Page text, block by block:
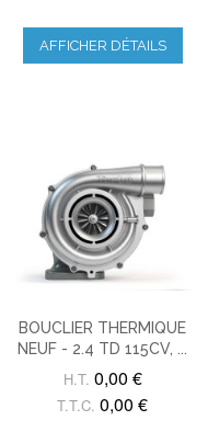
AFFICHER DÉTAILS
BOUCLIER THERMIQUE
NEUF - 2.4 TD 115CV, ...
H.T. 0,00 €
T.T.C. 0,00 €